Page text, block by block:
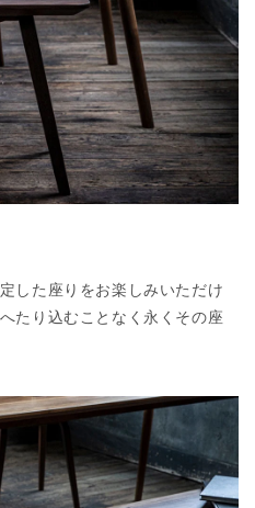
した座りをお楽しみいただけ
たり込むことなく永くその座